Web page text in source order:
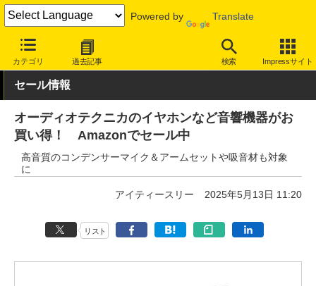
Powered by Translate
カテゴリ 過去記事 検索 Impressサイト
INTERNET Watch セール情報
セール情報
オーディオテクニカのイヤホンなど音響機器がお
買い得！ Amazonでセール中
高音質のコンデンサーマイク＆アームセットや吸音材も対象
に
アイティースリー 2025年5月13日 11:20
リスト